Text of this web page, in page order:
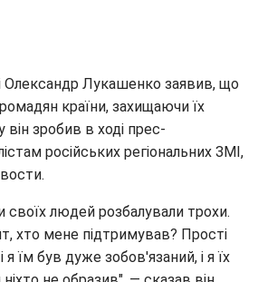
Олександр Лукашенко заявив, що
країни, захищаючи їх
він зробив в ході прес-
російських регіональних ЗМІ,
своїх людей розбалували трохи.
хто мене підтримував? Прості
їм був дуже зобов'язаний, і я їх